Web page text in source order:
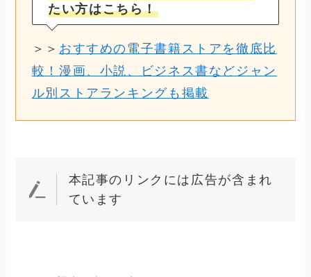
たい方はこちら！
＞＞ おすすめの電子書籍ストアを徹底比
較！漫画、小説、ビジネス書などジャン
ル別ストアランキングも掲載
本記事のリンクには広告が含まれ
ています